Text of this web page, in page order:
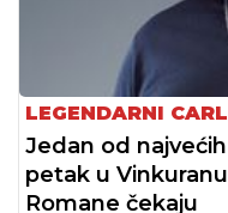
LEGENDARNI
Jedan od
petak u
Romane čekaju